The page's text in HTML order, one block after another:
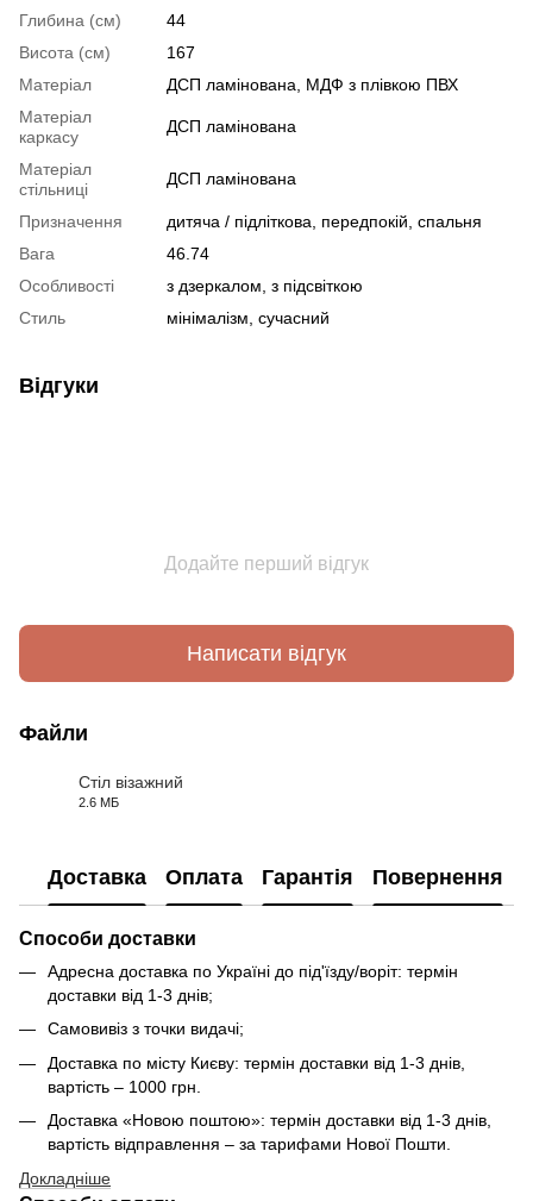
Глибина (см)
44
Висота (см)
167
Матеріал
ДСП ламінована, МДФ з плівкою ПВХ
Матеріал
каркасу
ДСП ламінована
Матеріал
стільниці
ДСП ламінована
Призначення
дитяча / підліткова, передпокій, спальня
Вага
46.74
Особливості
з дзеркалом, з підсвіткою
Стиль
мінімалізм, сучасний
Відгуки
Додайте перший відгук
Написати відгук
Файли
Стіл візажний
2.6 МБ
Доставка Оплата Гарантія Повернення
Способи доставки
Адресна доставка по Україні до під'їзду/воріт: термін
доставки від 1-3 днів;
Самовивіз з точки видачі;
Доставка по місту Києву: термін доставки від 1-3 днів,
вартість – 1000 грн.
Доставка «Новою поштою»: термін доставки від 1-3 днів,
вартість відправлення – за тарифами Нової Пошти.
Докладніше